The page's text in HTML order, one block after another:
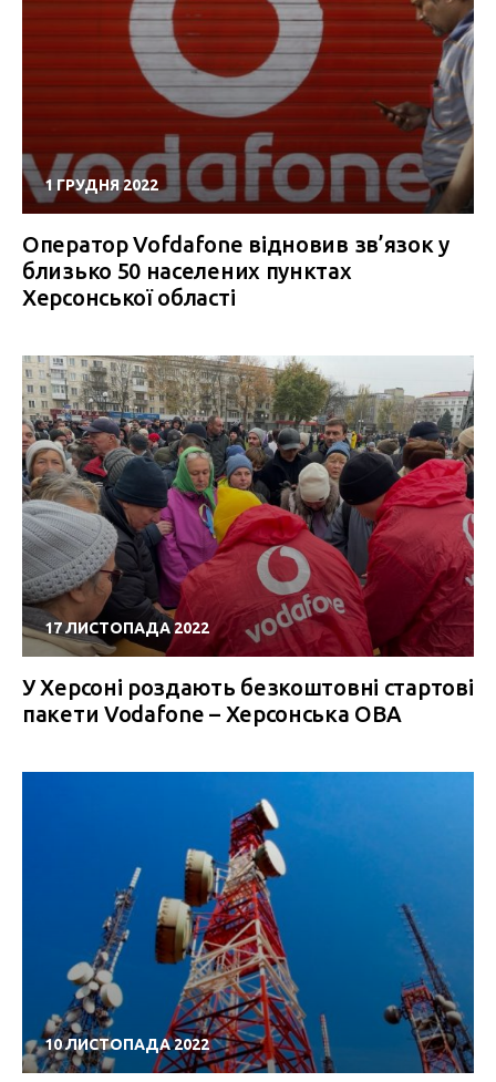
1 ГРУДНЯ 2022
Оператор Vofdafone відновив зв’язок у
близько 50 населених пунктах
Херсонської області
17 ЛИСТОПАДА 2022
У Херсоні роздають безкоштовні стартові
пакети Vodafone – Херсонська ОВА
10 ЛИСТОПАДА 2022